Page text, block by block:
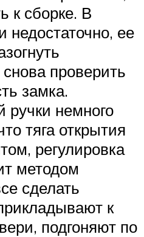
к сборке. В
недостаточно, ее
проверить
замка.
ручки немного
тяга открытия
регулировка
методом
сделать
к
подгоняют по